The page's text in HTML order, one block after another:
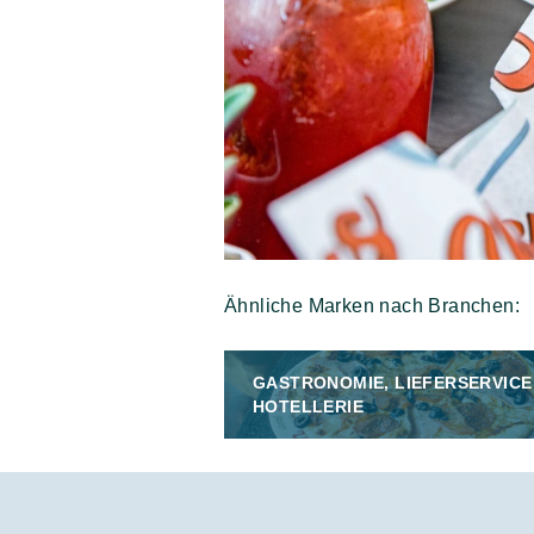
Ähnliche Marken nach Branchen:
GASTRONOMIE,
HOTELLERIE